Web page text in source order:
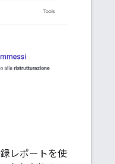
レポートを使